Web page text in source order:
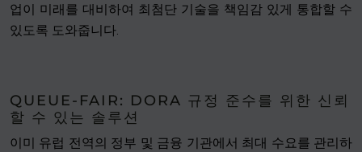
업이 미래를 대비하여 최첨단 기술을 책임감 있게 통합할 수
있도록 도와줍니다.
QUEUE-FAIR: DORA 규정 준수를 위한 신뢰
할 수 있는 솔루션
이미 유럽 전역의 정부 및 금융 기관에서 최대 수요를 관리하